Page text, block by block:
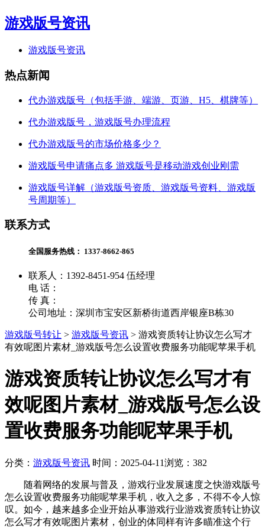
游戏版号资讯
游戏版号资讯
热点新闻
代办游戏版号（包括手游、端游、页游、H5、棋牌等）
代办游戏版号，游戏版号办理流程
代办游戏版号的市场价格多少？
游戏版号申请痛点多 游戏版号是移动游戏创业刚需
游戏版号详解（游戏版号资质、游戏版号资料、游戏版
号周期等）
联系方式
全国服务热线： 1337-8662-865
联系人：1392-8451-954 伍经理
电 话：
传 真：
公司地址：深圳市宝安区新桥街道西岸银座B栋30
游戏版号转让 > 游戏版号资讯 > 游戏资质转让协议怎么写才
有效呢图片素材_游戏版号怎么设置收费服务功能呢苹果手机
游戏资质转让协议怎么写才有
效呢图片素材_游戏版号怎么设
置收费服务功能呢苹果手机
分类： 游戏版号资讯 时间：2025-04-11浏览：382
随着网络的发展与普及，游戏行业发展速度之快游戏版号
怎么设置收费服务功能呢苹果手机，收入之多，不得不令人惊
叹。如今，越来越多企业开始从事游戏行业游戏资质转让协议
怎么写才有效呢图片素材，创业的体同样有许多瞄准这个行